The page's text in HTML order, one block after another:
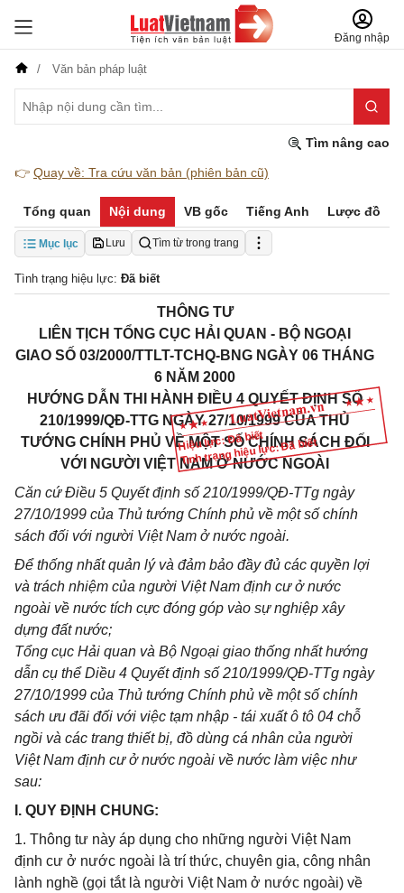
Đăng nhập
Văn bản pháp luật
Tìm nâng cao
👉 Quay về: Tra cứu văn bản (phiên bản cũ)
Tổng quan Nội dung VB gốc Tiếng Anh Lược đồ
Mục lục Lưu Tìm từ trong trang
Tình trạng hiệu lực: Đã biết
Hiệu lực: Đã biết
Tình trạng hiệu lực: Đã biết
THÔNG TƯ
LIÊN TỊCH TỔNG CỤC HẢI QUAN - BỘ NGOẠI
GIAO SỐ 03/2000/TTLT-TCHQ-BNG NGÀY 06 THÁNG
6 NĂM 2000
HƯỚNG DẪN THI HÀNH ĐIỀU 4 QUYẾT ĐỊNH SỐ
210/1999/QĐ-TTG NGÀY 27/10/1999 CỦA THỦ
TƯỚNG CHÍNH PHỦ VỀ MỘT SỐ CHÍNH SÁCH ĐỐI
VỚI NGƯỜI VIỆT NAM Ở NƯỚC NGOÀI
Căn cứ Điều 5 Quyết định số 210/1999/QĐ-TTg ngày
27/10/1999 của Thủ tướng Chính phủ về một số chính
sách đối với người Việt Nam ở nước ngoài.
Để thống nhất quản lý và đảm bảo đầy đủ các quyền lợi
và trách nhiệm của người Việt Nam định cư ở nước
ngoài về nước tích cực đóng góp vào sự nghiệp xây
dựng đất nước;
Tổng cục Hải quan và Bộ Ngoại giao thống nhất hướng
dẫn cụ thể Diều 4 Quyết định số 210/1999/QĐ-TTg ngày
27/10/1999 của Thủ tướng Chính phủ về một số chính
sách ưu đãi đối với việc tạm nhập - tái xuất ô tô 04 chỗ
ngồi và các trang thiết bị, đồ dùng cá nhân của người
Việt Nam định cư ở nước ngoài về nước làm việc như
sau:
I. QUY ĐỊNH CHUNG:
1. Thông tư này áp dụng cho những người Việt Nam
định cư ở nước ngoài là trí thức, chuyên gia, công nhân
lành nghề (gọi tắt là người Việt Nam ở nước ngoài) về